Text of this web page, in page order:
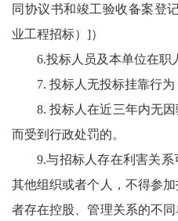
同协议书和竣工验收备案登
业工程招标）]）
6.投标人员及本单位在职
7. 投标人无投标挂靠行为
8. 投标人在近三年内无
而受到行政处罚的。
9.与招标人存在利害关系
其他组织或者个人，不得参
者存在控股、管理关系的不